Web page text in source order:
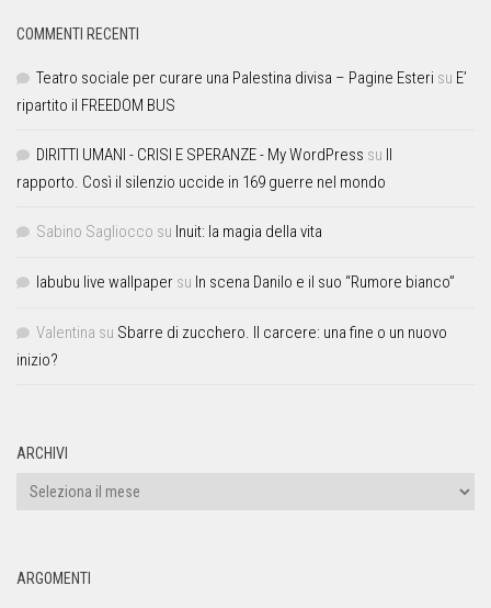
COMMENTI RECENTI
Teatro sociale per curare una Palestina divisa – Pagine Esteri su E’
ripartito il FREEDOM BUS
DIRITTI UMANI - CRISI E SPERANZE - My WordPress su Il
rapporto. Così il silenzio uccide in 169 guerre nel mondo
Sabino Sagliocco su Inuit: la magia della vita
labubu live wallpaper su In scena Danilo e il suo “Rumore bianco”
Valentina su Sbarre di zucchero. Il carcere: una fine o un nuovo
inizio?
ARCHIVI
ARGOMENTI